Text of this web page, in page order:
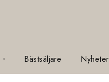
Bästsäljare Nyheter